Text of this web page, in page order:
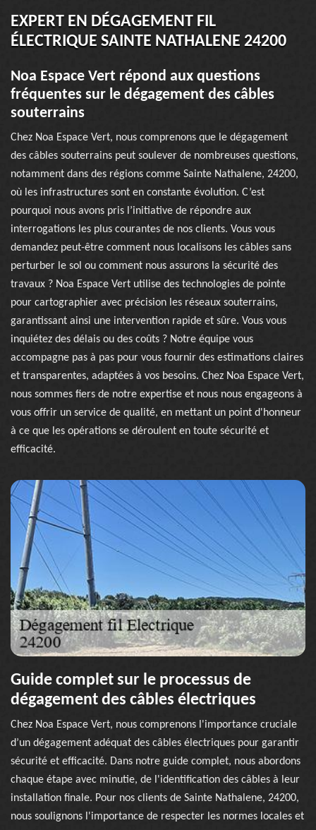
EXPERT EN DÉGAGEMENT FIL
ÉLECTRIQUE SAINTE NATHALENE 24200
Noa Espace Vert répond aux questions
fréquentes sur le dégagement des câbles
souterrains
Chez Noa Espace Vert, nous comprenons que le dégagement
des câbles souterrains peut soulever de nombreuses questions,
notamment dans des régions comme Sainte Nathalene, 24200,
où les infrastructures sont en constante évolution. C’est
pourquoi nous avons pris l’initiative de répondre aux
interrogations les plus courantes de nos clients. Vous vous
demandez peut-être comment nous localisons les câbles sans
perturber le sol ou comment nous assurons la sécurité des
travaux ? Noa Espace Vert utilise des technologies de pointe
pour cartographier avec précision les réseaux souterrains,
garantissant ainsi une intervention rapide et sûre. Vous vous
inquiétez des délais ou des coûts ? Notre équipe vous
accompagne pas à pas pour vous fournir des estimations claires
et transparentes, adaptées à vos besoins. Chez Noa Espace Vert,
nous sommes fiers de notre expertise et nous nous engageons à
vous offrir un service de qualité, en mettant un point d'honneur
à ce que les opérations se déroulent en toute sécurité et
efficacité.
Guide complet sur le processus de
dégagement des câbles électriques
Chez Noa Espace Vert, nous comprenons l'importance cruciale
d’un dégagement adéquat des câbles électriques pour garantir
sécurité et efficacité. Dans notre guide complet, nous abordons
chaque étape avec minutie, de l'identification des câbles à leur
installation finale. Pour nos clients de Sainte Nathalene, 24200,
nous soulignons l'importance de respecter les normes locales et